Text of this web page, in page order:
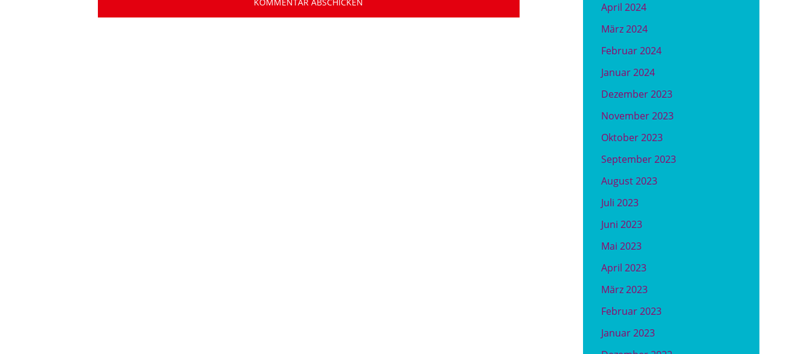
April 2024
März 2024
Februar 2024
Januar 2024
Dezember 2023
November 2023
Oktober 2023
September 2023
August 2023
Juli 2023
Juni 2023
Mai 2023
April 2023
März 2023
Februar 2023
Januar 2023